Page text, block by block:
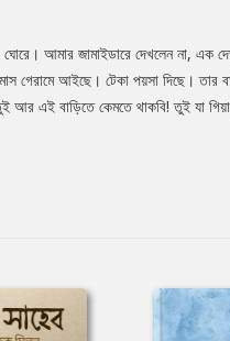
আমার জামাইডারে দেখলেন না, এক
গেরামে আইছে। টেকা পয়সা দিছে। তার
এই বাড়িতে কেমতে থাকবি! তুই যা